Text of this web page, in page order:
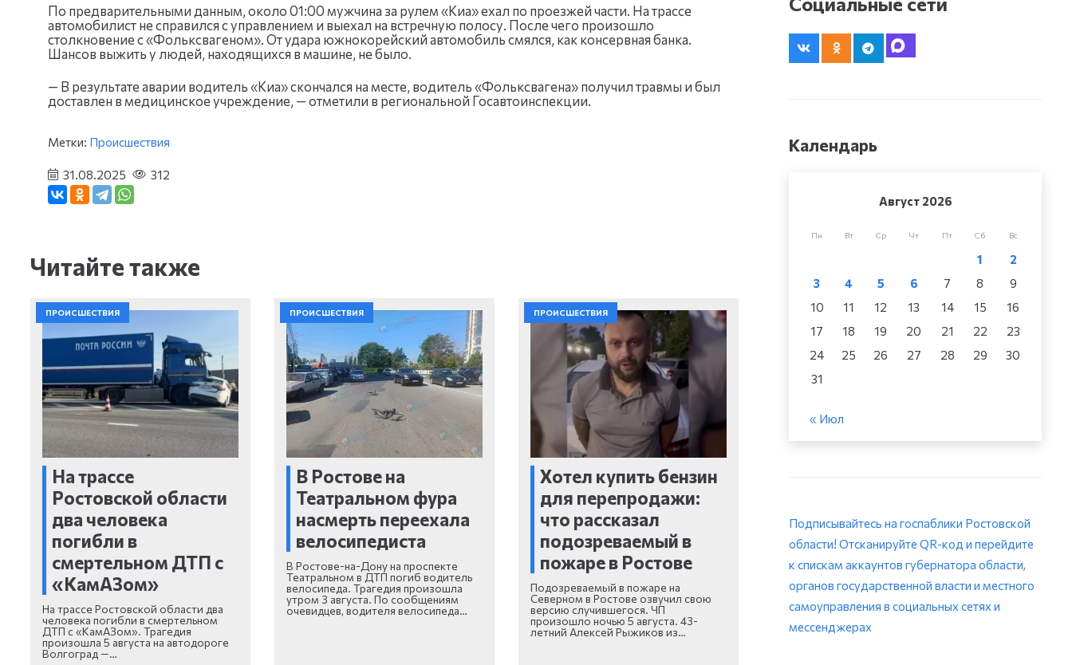
По предварительными данным, около 01:00 мужчина за рулем «Киа» ехал по проезжей части. На трассе
автомобилист не справился с управлением и выехал на встречную полосу. После чего произошло
столкновение с «Фольксвагеном». От удара южнокорейский автомобиль смялся, как консервная банка.
Шансов выжить у людей, находящихся в машине, не было.
— В результате аварии водитель «Киа» скончался на месте, водитель «Фольксвагена» получил травмы и был
доставлен в медицинское учреждение, — отметили в региональной Госавтоинспекции.
Метки: Происшествия
31.08.2025 312
Читайте также
ПРОИСШЕСТВИЯ
На трассе
Ростовской области
два человека
погибли в
смертельном ДТП с
«КамАЗом»
На трассе Ростовской области два
человека погибли в смертельном
ДТП с «КамАЗом». Трагедия
произошла 5 августа на автодороге
Волгоград —…
ПРОИСШЕСТВИЯ
В Ростове на
Театральном фура
насмерть переехала
велосипедиста
В Ростове-на-Дону на проспекте
Театральном в ДТП погиб водитель
велосипеда. Трагедия произошла
утром 3 августа. По сообщениям
очевидцев, водителя велосипеда…
ПРОИСШЕСТВИЯ
Хотел купить бензин
для перепродажи:
что рассказал
подозреваемый в
пожаре в Ростове
Подозреваемый в пожаре на
Северном в Ростове озвучил свою
версию случившегося. ЧП
произошло ночью 5 августа. 43-
летний Алексей Рыжиков из…
Календарь
Август 2026
Пн Вт Ср Чт Пт Сб Вс
1
2
3
4 5 6 7 8
9
10
11 12 13 14 15
16
17
18 19 20 21 22
23
24
25 26 27 28 29
30
31
« Июл
Подписывайтесь на госпаблики Ростовской
области! Отсканируйте QR-код и перейдите
к спискам аккаунтов губернатора области,
органов государственной власти и местного
самоуправления в социальных сетях и
мессенджерах